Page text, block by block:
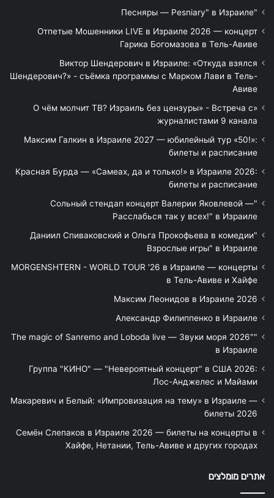
"Песняры — Pesniary" в Израиле
Отпетые Мошенники LIVE в Израиле 2026 — концерт
Гарика Богомазова в Тель-Авиве
Виктор Шендерович в Израиле: «Откуда взялся
Шендерович?» - съёмка программы с Марком Лави в Тель-
Авиве
«О чём молчит ТВ? Израиль без цензуры» - Встреча с
журналистами 9 канала
Максим Галкин в Израиле 2027 — юбилейный тур «50!»:
билеты и расписание
Красная Бурда — «Самеах, да и только!» в Израиле 2026:
билеты и расписание
"Сольный стендап концерт Валерии Яковлевой —
Расслабься так у всех!" в Израиле
"Даниил Спиваковский и Ольга Прокофьева в комедии
Взрослые игры" в Израиле
MORGENSHTERN - WORLD TOUR '26 в Израиле — концерты
в Тель-Авиве и Хайфе
Максим Леонидов в Израиле 2026
Александр Филиппенко в Израиле
"The magic of Sanremo and Loboda live — Звуки моря 2026"
в Израиле
Группа "КИНО" — "Невероятный концерт" в США 2026:
Лос-Анджелес и Майами
Макаревич и Белый: «Импровизация на тему» в Израиле —
билеты 2026
Семён Слепаков в Израиле 2026 — билеты на концерты в
Хайфе, Нетании, Тель-Авиве и других городах
אתרים מומלצים